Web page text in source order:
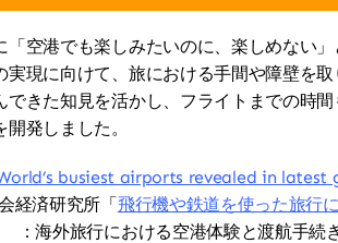
空港でも楽しみたいのに、楽しめない
実現に向けて、旅における手間や障壁を
できた知見を活かし、フライトまでの時
発しました。
busiest airports revealed in latest
経済研究所「飛行機や鉄道を使った旅行
：海外旅行における空港体験と渡航手続